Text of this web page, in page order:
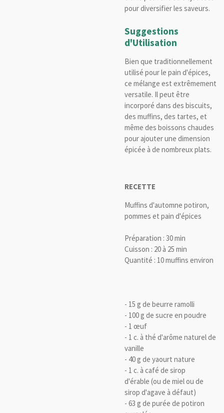
pour diversifier les saveurs.
Suggestions
d'Utilisation
Bien que traditionnellement
utilisé pour le pain d'épices,
ce mélange est extrêmement
versatile. Il peut être
incorporé dans des biscuits,
des muffins, des tartes, et
même des boissons chaudes
pour ajouter une dimension
épicée à de nombreux plats.
RECETTE
Muffins d'automne potiron,
pommes et pain d'épices
Préparation : 30 min
Cuisson : 20 à 25 min
Quantité : 10 muffins environ
- 15 g de beurre ramolli
- 100 g de sucre en poudre
- 1 œuf
- 1 c. à thé d'arôme naturel de
vanille
- 40 g de yaourt nature
- 1 c. à café de sirop
d'érable (ou de miel ou de
sirop d'agave à défaut)
- 63 g de purée de potiron